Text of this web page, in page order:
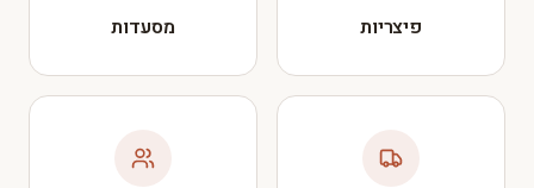
פיצריות מסעדות